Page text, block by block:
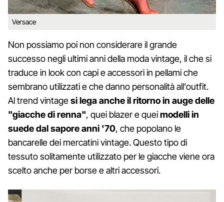
Versace
Non possiamo poi non considerare il grande
successo negli ultimi anni della moda vintage, il che si
traduce in look con capi e accessori in pellami che
sembrano utilizzati e che danno personalità all'outfit.
Al trend vintagesi lega anche il ritorno in auge delle
"giacche di renna", quei blazer e queimodelli in
suede dal sapore anni '70, che popolano le
bancarelle dei mercatini vintage. Questo tipo di
tessuto solitamente utilizzato per le giacche viene ora
scelto anche per borse e altri accessori.